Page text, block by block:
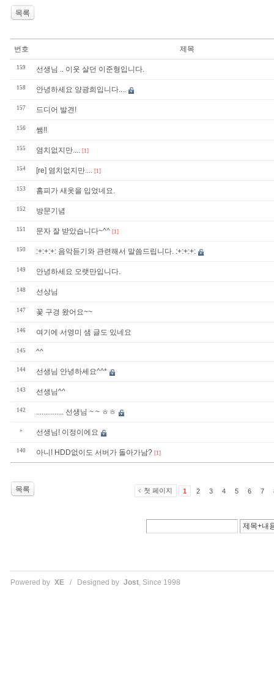
목록
번호 제목
159 선생님 .. 이웃 살던 이준형입니다.
158 안녕하세요 양광희입니다....
157 드디어 발견!
156 쌤!!
155 염치없지만.... [1]
154 [re] 염치없지만.... [1]
153 홈피가 새옷을 입었네요.
152 방문기념
151 문자 잘 받았습니다~^^ [1]
150 :+:+:+: 음악듣기와 관련해서 말씀드립니다. :+:+:+:
149 안녕하세요 오랫만입니다.
148 선상님
147 꽃 구경 왔어요~~
146 여기에 서영미 샘 글도 있네요
145 ^^
144 선생님 안녕하세요^^*
143 선생님^^
142 ............... 선생님 ~ ~ ㅎㅎ
» 선생님! 이정이에요
140 아니! HDD없이도 서버가 돌아가남? [1]
목록 첫 페이지 1 2 3 4 5 6 7
Powered by XE/ Designed by Jost, Since 1998